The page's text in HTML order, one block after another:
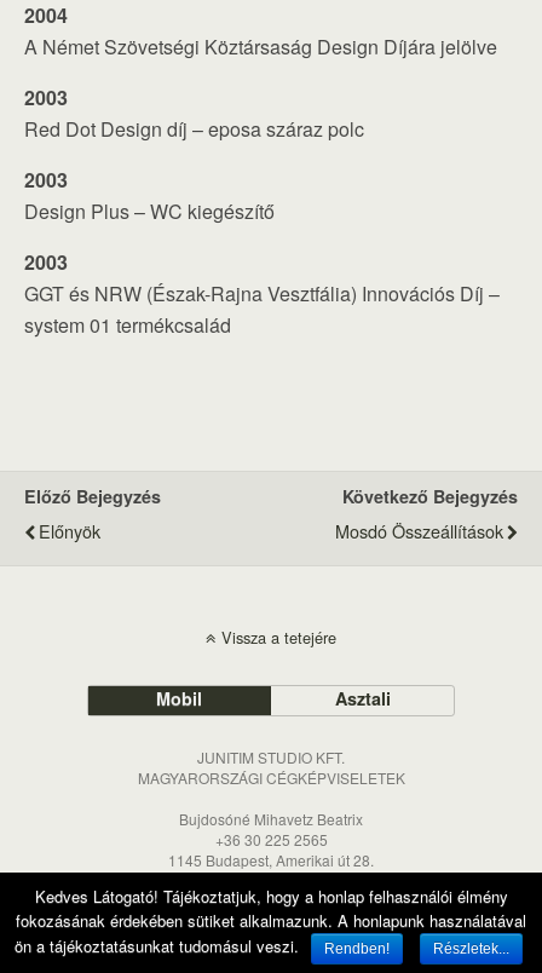
2004
A Német Szövetségi Köztársaság Design Díjára jelölve
2003
Red Dot Design díj – eposa száraz polc
2003
Design Plus – WC kiegészítő
2003
GGT és NRW (Észak-Rajna Vesztfália) Innovációs Díj –
system 01 termékcsalád
Előző Bejegyzés
Előnyök
Következő Bejegyzés
Mosdó Összeállítások
Vissza a tetejére
Mobil Asztali
JUNITIM STUDIO KFT.
MAGYARORSZÁGI CÉGKÉPVISELETEK
Bujdosóné Mihavetz Beatrix
+36 30 225 2565
1145 Budapest, Amerikai út 28.
Kedves Látogató! Tájékoztatjuk, hogy a honlap felhasználói élmény
fokozásának érdekében sütiket alkalmazunk. A honlapunk használatával
ön a tájékoztatásunkat tudomásul veszi.
Rendben! Részletek...